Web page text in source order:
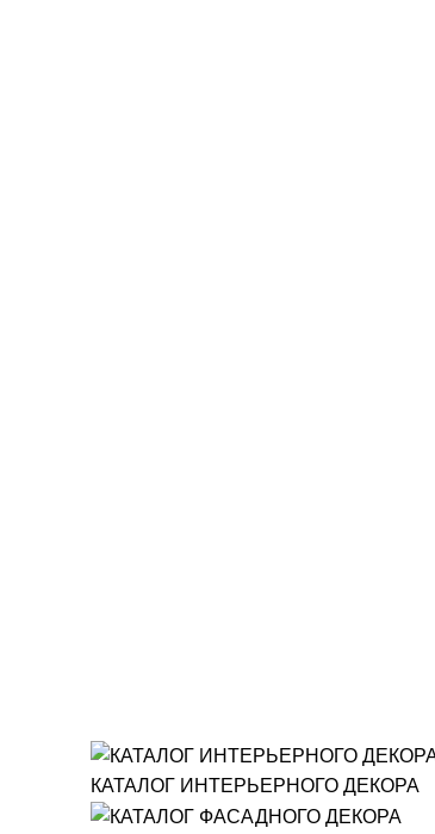
КАТАЛОГ ИНТЕРЬЕРНОГО ДЕКОРА